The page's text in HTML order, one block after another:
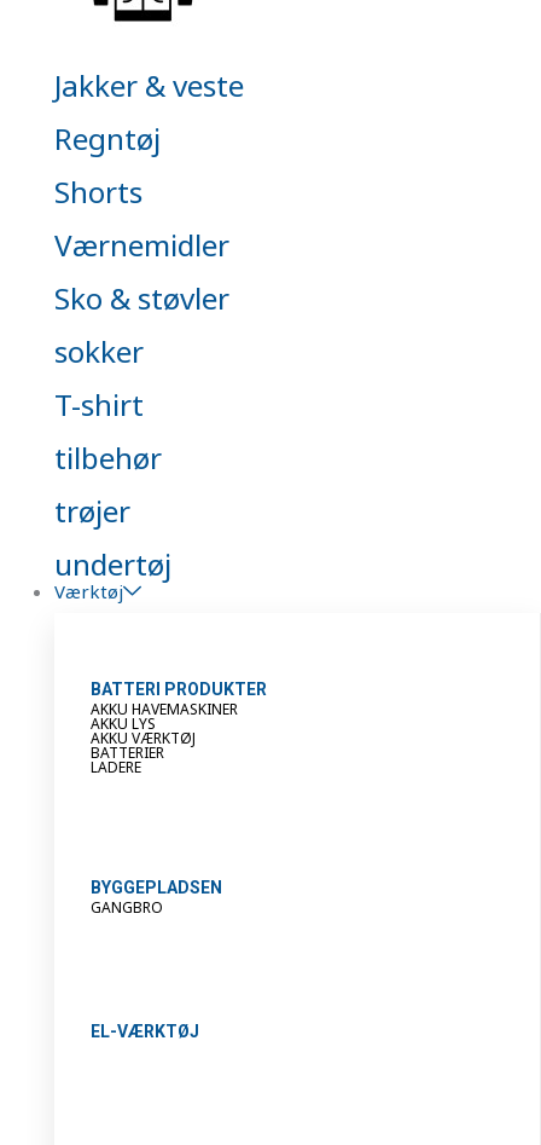
Jakker & veste
Regntøj
Shorts
Værnemidler
Sko & støvler
sokker
T-shirt
tilbehør
trøjer
undertøj
Værktøj
BATTERI PRODUKTER
AKKU HAVEMASKINER
AKKU LYS
AKKU VÆRKTØJ
BATTERIER
LADERE
BYGGEPLADSEN
GANGBRO
EL-VÆRKTØJ